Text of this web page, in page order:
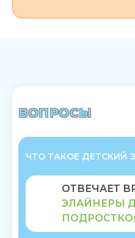
ВОПРОСЫ
ЧТО ТАКОЕ ДЕТСКИЙ
ОТВЕЧАЕТ
ЭЛАЙНЕРЫ